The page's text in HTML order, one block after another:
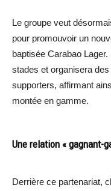
Le groupe veut
pour promouvoir un
baptisée Carabao
stades et organisera
supporters, affirmant
montée en gamme.
Une relation « gagnant-
Derrière ce partenariat,